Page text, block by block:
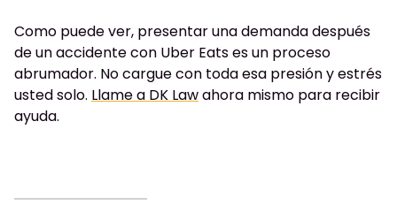
Como puede ver, presentar una demanda después
de un accidente con Uber Eats es un proceso
abrumador. No cargue con toda esa presión y estrés
usted solo. Llame a DK Lawahora mismo para recibir
ayuda.